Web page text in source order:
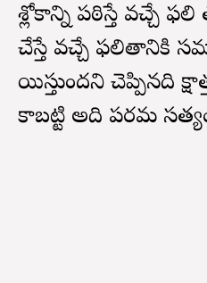
శ్లోకాన్ని పఠిస్తే వచ్చే ఫలి
చేస్తే వచ్చే ఫలితానికి
యిస్తుందని చెప్పినది
కాబట్టి అది పరమ